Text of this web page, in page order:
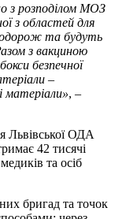
з розподілом МОЗ
з областей для
та будуть
з вакциною
безпечної
–
матеріали», –
Львівської ОДА
42 тисячі
та осіб
бригад та точок